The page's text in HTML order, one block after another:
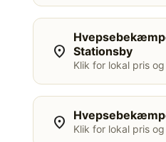
location_on Stationsby
Klik for lokal pris
location_on Klik for lokal pris